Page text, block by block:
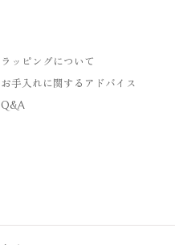
ラッピングについて
お手入れに関するアドバイス
Q&A